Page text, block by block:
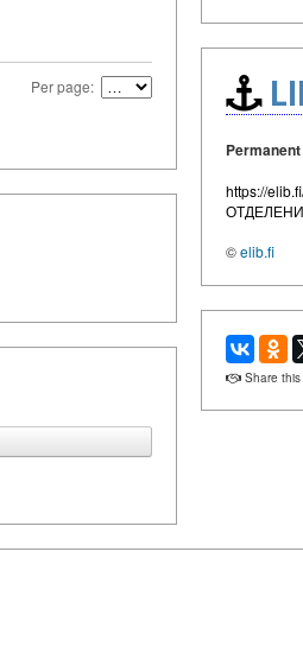
Per page:
https://
©elib.fi
Share